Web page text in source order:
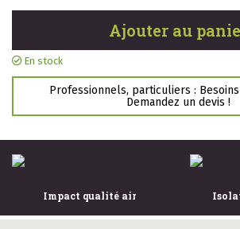
Ajouter au
En stock
Professionnels, particuliers :
Demandez un devis !
Impact qualité air